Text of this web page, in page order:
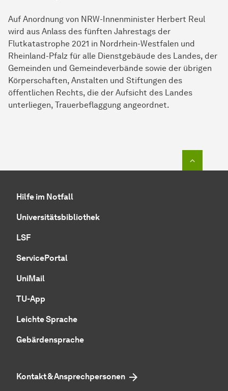
Auf Anordnung von NRW-Innenminister Herbert Reul
wird aus Anlass des fünften Jahrestags der
Flutkatastrophe 2021 in Nordrhein-Westfalen und
Rheinland-Pfalz für alle Dienstgebäude des Landes, der
Gemeinden und Gemeindeverbände sowie der übrigen
Körperschaften, Anstalten und Stiftungen des
öffentlichen Rechts, die der Aufsicht des Landes
unterliegen, Trauerbeflaggung angeordnet.
Hilfe im Notfall
Universitätsbibliothek
LSF
ServicePortal
UniMail
TU-App
Leichte Sprache
Gebärdensprache
Kontakt & Ansprechpersonen